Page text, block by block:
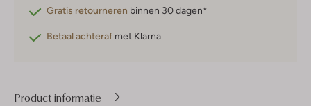
Gratis retourneren binnen 30 dagen*
Betaal achteraf met Klarna
Product informatie